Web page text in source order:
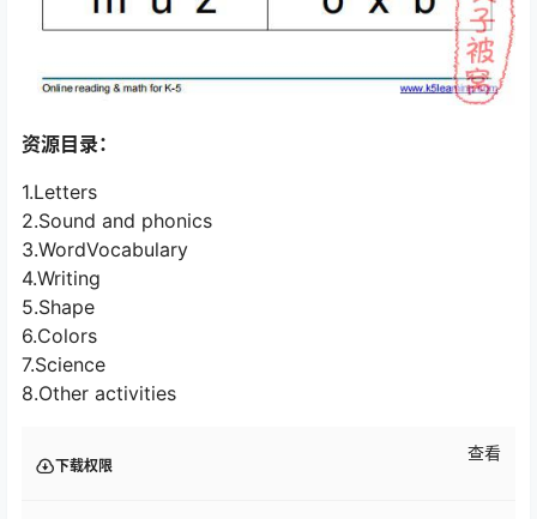
资源目录：
1.Letters
2.Sound and phonics
3.WordVocabulary
4.Writing
5.Shape
6.Colors
7.Science
8.Other activities
下载权限
查看